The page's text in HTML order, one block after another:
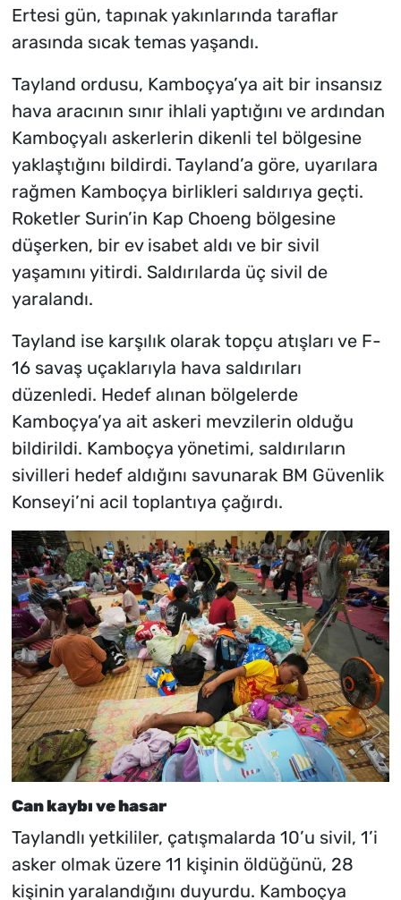
Ertesi gün, tapınak yakınlarında taraflar
arasında sıcak temas yaşandı.
Tayland ordusu, Kamboçya’ya ait bir insansız
hava aracının sınır ihlali yaptığını ve ardından
Kamboçyalı askerlerin dikenli tel bölgesine
yaklaştığını bildirdi. Tayland’a göre, uyarılara
rağmen Kamboçya birlikleri saldırıya geçti.
Roketler Surin’in Kap Choeng bölgesine
düşerken, bir ev isabet aldı ve bir sivil
yaşamını yitirdi. Saldırılarda üç sivil de
yaralandı.
Tayland ise karşılık olarak topçu atışları ve F-
16 savaş uçaklarıyla hava saldırıları
düzenledi. Hedef alınan bölgelerde
Kamboçya’ya ait askeri mevzilerin olduğu
bildirildi. Kamboçya yönetimi, saldırıların
sivilleri hedef aldığını savunarak BM Güvenlik
Konseyi’ni acil toplantıya çağırdı.
Can kaybı ve hasar
Taylandlı yetkililer, çatışmalarda 10’u sivil, 1’i
asker olmak üzere 11 kişinin öldüğünü, 28
kişinin yaralandığını duyurdu. Kamboçya